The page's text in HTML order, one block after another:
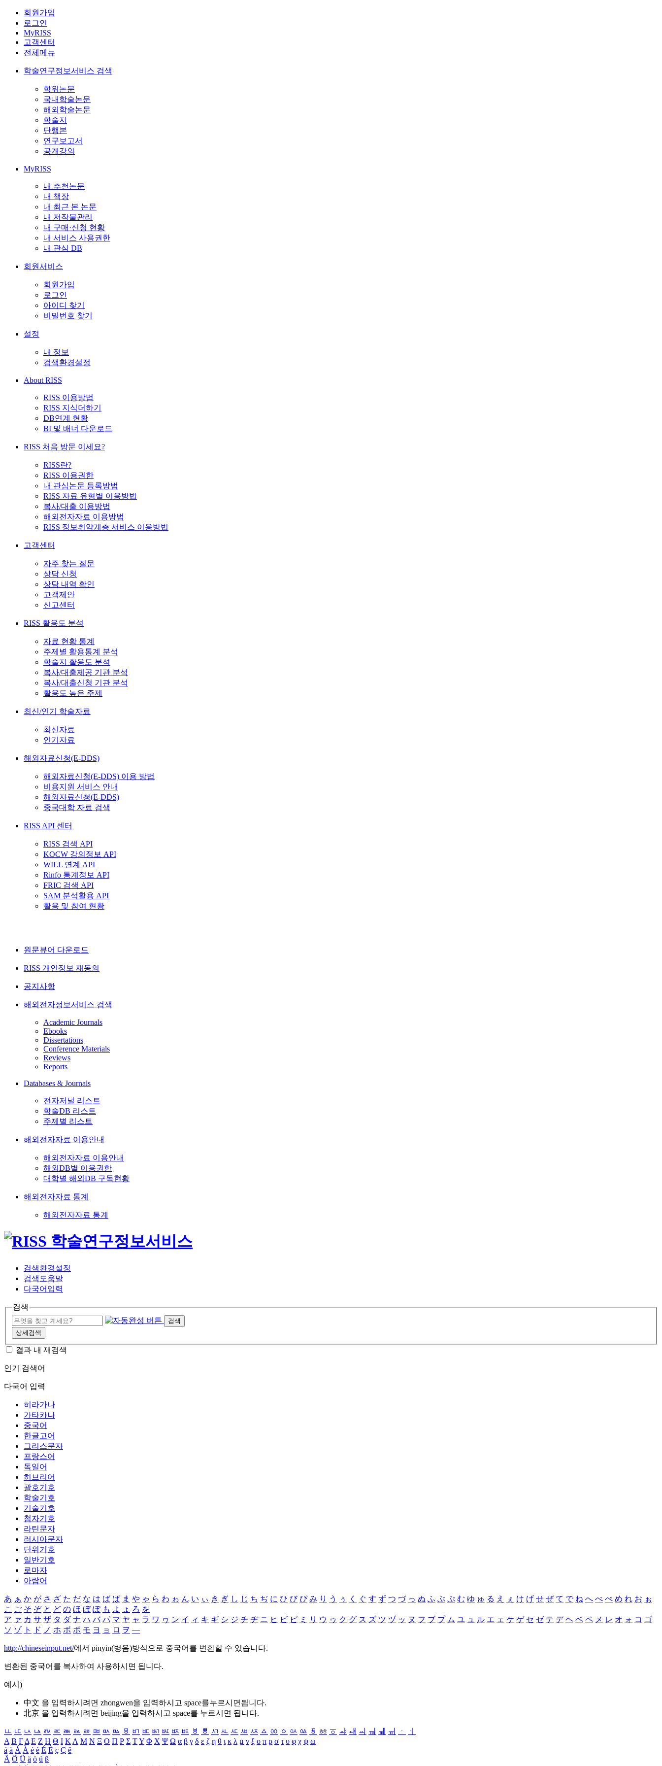
회원가입
로그인
MyRISS
고객센터
전체메뉴
학술연구정보서비스 검색
학위논문
국내학술논문
해외학술논문
학술지
단행본
연구보고서
공개강의
MyRISS
내 추천논문
내 책장
내 최근 본 논문
내 저작물관리
내 구매·신청 현황
내 서비스 사용권한
내 관심 DB
회원서비스
회원가입
로그인
아이디 찾기
비밀번호 찾기
설정
내 정보
검색환경설정
About RISS
RISS 이용방법
RISS 지식더하기
DB연계 현황
BI 및 배너 다운로드
RISS 처음 방문 이세요?
RISS란?
RISS 이용권한
내 관심논문 등록방법
RISS 자료 유형별 이용방법
복사/대출 이용방법
해외전자자료 이용방법
RISS 정보취약계층 서비스 이용방법
고객센터
자주 찾는 질문
상담 신청
상담 내역 확인
고객제안
신고센터
RISS 활용도 분석
자료 현황 통계
주제별 활용통계 분석
학술지 활용도 분석
복사/대출제공 기관 분석
복사/대출신청 기관 분석
활용도 높은 주제
최신/인기 학술자료
최신자료
인기자료
해외자료신청(E-DDS)
해외자료신청(E-DDS) 이용 방법
비용지원 서비스 안내
해외자료신청(E-DDS)
중국대학 자료 검색
RISS API 센터
RISS 검색 API
KOCW 강의정보 API
WILL 연계 API
Rinfo 통계정보 API
FRIC 검색 API
SAM 분석활용 API
활용 및 참여 현황
원문뷰어 다운로드
RISS 개인정보 재동의
공지사항
해외전자정보서비스 검색
Academic Journals
Ebooks
Dissertations
Conference Materials
Reviews
Reports
Databases & Journals
전자저널 리스트
학술DB 리스트
주제별 리스트
해외전자자료 이용안내
해외전자자료 이용안내
해외DB별 이용권한
대학별 해외DB 구독현황
해외전자자료 통계
해외전자자료 통계
검색환경설정
검색도움말
다국어입력
검색
검색
상세검색
결과 내 재검색
인기 검색어
다국어 입력
히라가나
가타카나
중국어
한글고어
그리스문자
프랑스어
독일어
히브리어
괄호기호
학술기호
기술기호
첨자기호
라틴문자
러시아문자
단위기호
일반기호
로마자
아랍어
あ ぁ か が さ ざ た だ な は ば ぱ ま や ゃ ら わ ゎ ん い ぃ き ぎ し じ ち ぢ に ひ び ぴ み り う ぅ く ぐ す ず つ づ っ ぬ ふ ぶ ぷ む ゆ ゅ る え ぇ け げ せ ぜ て で ね へ べ ぺ め れ お ぉ
こ ご そ ぞ と ど の ほ ぼ ぽ も よ ょ ろ を
ア ァ カ サ ザ タ ダ ナ ハ バ パ マ ヤ ャ ラ ワ ヮ ン イ ィ キ ギ シ ジ チ ヂ ニ ヒ ビ ピ ミ リ ウ ゥ ク グ ス ズ ツ ヅ ッ ヌ フ ブ プ ム ユ ュ ル エ ェ ケ ゲ セ ゼ テ デ ヘ ベ ペ メ レ オ ォ コ ゴ
ソ ゾ ト ド ノ ホ ボ ポ モ ヨ ョ ロ ヲ ―
http://chineseinput.net/에서 pinyin(병음)방식으로 중국어를 변환할 수 있습니다.
변환된 중국어를 복사하여 사용하시면 됩니다.
예시)
中文 을 입력하시려면 zhongwen을 입력하시고 space를누르시면됩니다.
北京 을 입력하시려면 beijing을 입력하시고 space를 누르시면 됩니다.
ㅥ ㅦ ㅧ ㅨ ㅩ ㅪ ㅫ ㅬ ㅭ ㅮ ㅯ ㅰ ㅱ ㅲ ㅳ ㅴ ㅵ ㅶ ㅷ ㅸ ㅹ ㅺ ㅻ ㅼ ㅽ ㅾ ㅿ ㆀ ㆁ ㆂ ㆃ ㆄ ㆅ ㆆ ㆇ ㆈ ㆉ ㆊ ㆋ ㆌ ㆍ
ㆎ
Α Β ΓΔ Ε Ζ Η Θ Ι ΚΛ Μ Ν Ξ Ο Π Ρ Σ ΤΥ Φ Χ Ψ Ω α β γ δ ε ζ η θ ι κ λ μ ν ξ ο π ρ σ τ υ φ χ ψ ω
á à Á À é è É È ç Ç ê
Ä Ö Ü ä ö ü ß